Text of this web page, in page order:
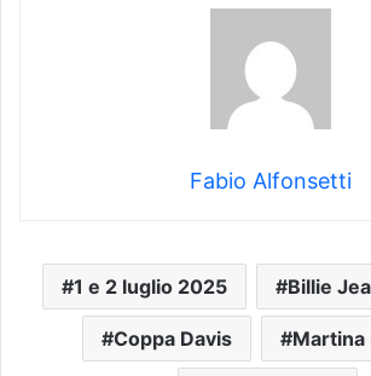
Fabio Alfonsetti
1 e 2 luglio 2025 Billie
Coppa Davis Martina